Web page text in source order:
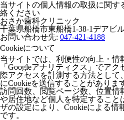
当サイトの個人情報の取扱に関す
絡ください
おさか歯科クリニック
千葉県船橋市東船橋1-38-1デアビ
お問い合わせ先: 047-421-4188
Cookieについて
当サイトでは、利便性の向上・情
「Googleアナリティクス」でア
際アクセスを計測する方法として
にCookieを送信することがありま
訪問回数、閲覧ページ数、位置情
や居住地など個人を特定すること
ザの設定により、Cookieによる情
です。